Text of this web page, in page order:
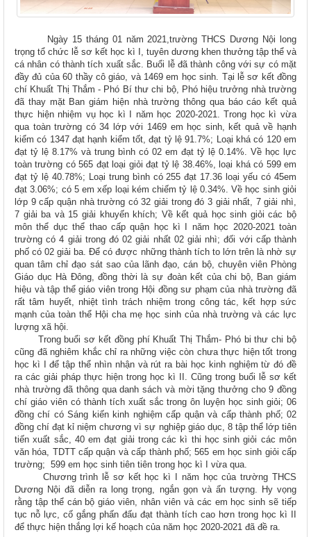
Ngày 15 tháng 01 năm 2021,trường THCS Dương Nội long
trọng tổ chức lễ sơ kết học kì I, tuyên dương khen thưởng tập thể và
cá nhân có thành tích xuất sắc. Buổi lễ đã thành công với sự có mặt
đầy đủ của 60 thầy cô giáo, và 1469 em học sinh. Tại lễ sơ kết đồng
chí Khuất Thị Thắm - Phó Bí thư chi bộ, Phó hiệu trưởng nhà trường
đã thay mặt Ban giám hiện nhà trường thông qua báo cáo kết quả
thực hiện nhiệm vụ học kì I năm học 2020-2021. Trong học kì vừa
qua toàn trường có 34 lớp với 1469 em học sinh, kết quả về hạnh
kiểm có 1347 đạt hạnh kiểm tốt, đạt tỷ lệ 91.7%; Loại khá có 120 em
đạt tỷ lệ 8.17% và trung bình có 02 em đạt tỷ lệ 0.14%. Về học lực
toàn trường có 565 đạt loại giỏi đạt tỷ lệ 38.46%, loại khá có 599 em
đạt tỷ lệ 40.78%; Loại trung bình có 255 đạt 17.36 loại yếu có 45em
đạt 3.06%; có 5 em xếp loại kém chiếm tỷ lệ 0.34%. Về học sinh giỏi
lớp 9 cấp quận nhà trường có 32 giải trong đó 3 giải nhất, 7 giải nhì,
7 giải ba và 15 giải khuyến khích; Về kết quả học sinh giỏi các bộ
môn thể dục thể thao cấp quận học kì I năm học 2020-2021 toàn
trường có 4 giải trong đó 02 giải nhất 02 giải nhì; đối với cấp thành
phố có 02 giải ba. Để có được những thành tích to lớn trên là nhờ sự
quan tâm chỉ đạo sát sao của lãnh đạo, cán bộ, chuyên viên Phòng
Giáo dục Hà Đông, đồng thời là sự đoàn kết của chi bộ, Ban giám
hiệu và tập thể giáo viên trong Hội đồng sư phạm của nhà trường đã
rất tâm huyết, nhiệt tình trách nhiệm trong công tác, kết hợp sức
mạnh của toàn thể Hội cha mẹ học sinh của nhà trường và các lực
lượng xã hội.
Trong buổi sơ kết đồng phí Khuất Thị Thắm- Phó bi thư chi bộ
cũng đã nghiêm khắc chỉ ra những việc còn chưa thực hiện tốt trong
học kì I để tập thể nhìn nhận và rút ra bài học kinh nghiệm từ đó đề
ra các giải pháp thực hiện trong học kì II. Cũng trong buổi lễ sơ kết
nhà trường đã thông qua danh sách và mời tặng thưởng cho 9 đồng
chí giáo viên có thành tích xuất sắc trong ôn luyện học sinh giỏi; 06
đồng chí có Sáng kiến kinh nghiệm cấp quận và cấp thành phố; 02
đồng chí đạt kỉ niệm chương vì sự nghiệp giáo dục, 8 tập thể lớp tiên
tiến xuất sắc, 40 em đạt giải trong các kì thi học sinh giỏi các môn
văn hóa, TDTT cấp quận và cấp thành phố; 565 em học sinh giỏi cấp
trường; 599 em học sinh tiên tiên trong học kì I vừa qua.
Chương trình lễ sơ kết học kì I năm học của trường THCS
Dương Nội đã diễn ra long trọng, ngắn gọn và ấn tượng. Hy vọng
rằng tập thể cán bộ giáo viên, nhân viên và các em học sinh sẽ tiếp
tục nỗ lực, cố gắng phấn đấu đạt thành tích cao hơn trong học kì II
để thực hiện thắng lợi kế hoạch của năm học 2020-2021 đã đề ra.